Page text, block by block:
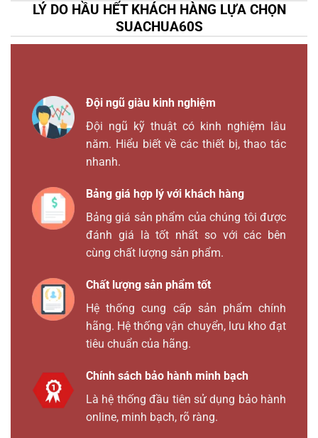
LÝ DO HẦU HẾT KHÁCH HÀNG LỰA CHỌN
SUACHUA60S
Đội ngũ giàu kinh nghiệm
Đội ngũ kỹ thuật có kinh nghiệm lâu
năm. Hiểu biết về các thiết bị, thao tác
nhanh.
Bảng giá hợp lý với khách hàng
Bảng giá sản phẩm của chúng tôi được
đánh giá là tốt nhất so với các bên
cùng chất lượng sản phẩm.
Chất lượng sản phẩm tốt
Hệ thống cung cấp sản phẩm chính
hãng. Hệ thống vận chuyển, lưu kho đạt
tiêu chuẩn của hãng.
Chính sách bảo hành minh bạch
Là hệ thống đầu tiên sử dụng bảo hành
online, minh bạch, rõ ràng.